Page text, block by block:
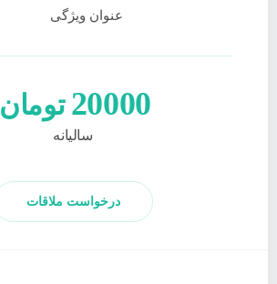
20000 تومان
سالیانه
عنوان ویژگی
درخواست ملاقات